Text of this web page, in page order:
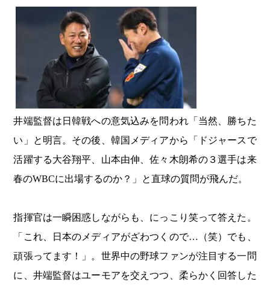
井端監督は日韓戦への意気込みを問われ「当然、勝ちた
い」と明言。その後、韓国メディアから「ドジャースで
活躍する大谷翔平、山本由伸、佐々木朗希の３選手は来
春のWBCに出場するのか？」と直球の質問が飛んだ。
指揮官は一瞬困惑しながらも、にっこり笑って答えた。
「これ、日本のメディアがざわつくので…（笑）でも、
頑張ってます！」。世界中の野球ファンが注目する一問
に、井端監督はユーモアを交えつつ、柔らかく回答した